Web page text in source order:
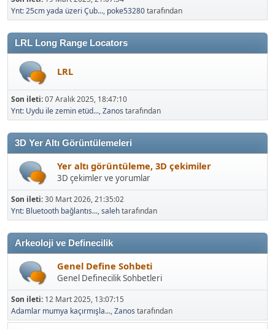
Ynt: 25cm yada üzeri Çub..., poke53280tarafından
LRL Long Range Locators
LRL
Son ileti:07 Aralık 2025, 18:47:10
Ynt: Uydu ile zemin etüd...,Zanos tarafından
3D Yer Altı Görüntülemeleri
Yer altı görüntüleme, 3D çekimiler
3D çekimler ve yorumlar
Son ileti:30 Mart 2026, 21:35:02
Ynt: Bluetooth bağlantıs...,salehtarafından
Arkeoloji ve Definecilik
Genel Define Sohbeti
Genel Definecilik Sohbetleri
Son ileti: 12 Mart 2025, 13:07:15
Adamlar mumya kaçırmışla...,Zanos tarafından